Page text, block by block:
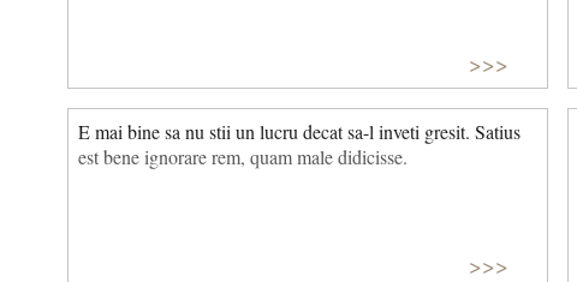
>>>
E mai bine sa nu stii un lucru decat sa-l inveti gresit. Satius
est bene ignorare rem, quam male didicisse.
>>>